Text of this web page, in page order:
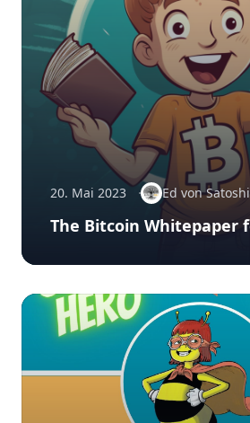
20. Mai 2023 Ed von
The Bitcoin Whitepaper